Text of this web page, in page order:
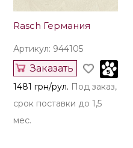
Rasch Германия
Артикул: 944105
Заказать
1481 грн/рул. Под заказ,
срок поставки до 1,5
мес.